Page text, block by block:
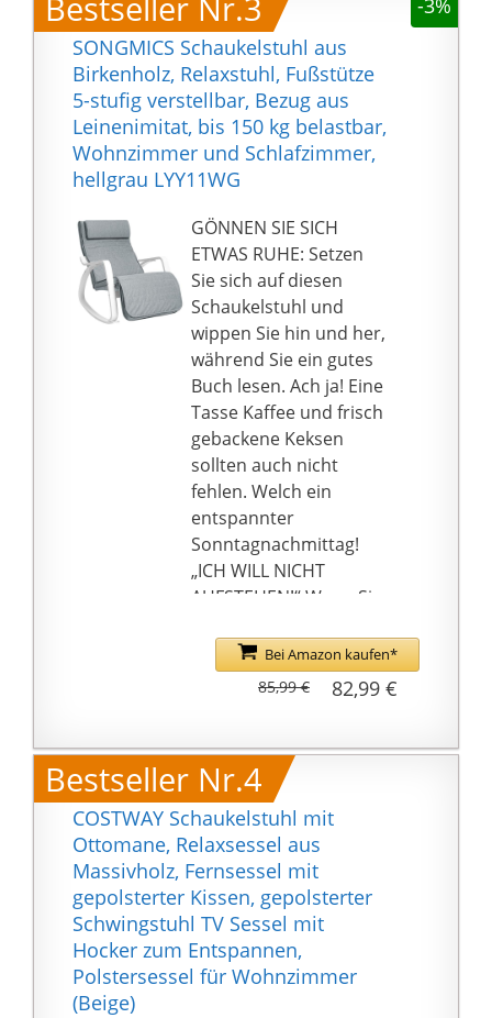
weichen
Baumwollbezug,
welcher für ein
angenehmes
Sitzerlebnis sorgt
WAS SIE BEKOMMEN?
Einen komfortablen
Schaukelstuhl im
skandinavischen Stil
und eine verständliche
Anleitung zur
Vereinfachung der
Montage. Möchten Sie
diesen Stuhl im
Wohnzimmer,
Kinderzimmer oder
Schlafzimmer
benutzen? Ihre
Entscheidung!
Gemütlichkeit.
NACHHALTIGKEIT: Mit
dem FSC-Gütesiegel
und nachhaltiger
Produktion ist dieser
Schaukelstuhl auch
eine umweltbewusste
TECHNISCHE DATEN:
Die Maße des
Schaukelstuhls
betragen 68 cm x 88 cm
x 97 cm (LxBxH) bei
einer maximalen
Tragkraft von ca. 180 kg
- Farbe: Grau
-3%
SONGMICS Schaukelstuhl aus
Birkenholz, Relaxstuhl, Fußstütze
5-stufig verstellbar, Bezug aus
Leinenimitat, bis 150 kg belastbar,
Wohnzimmer und Schlafzimmer,
hellgrau LYY11WG
GÖNNEN SIE SICH
ETWAS RUHE: Setzen
Sie sich auf diesen
Schaukelstuhl und
wippen Sie hin und her,
während Sie ein gutes
Buch lesen. Ach ja! Eine
Tasse Kaffee und frisch
gebackene Keksen
sollten auch nicht
fehlen. Welch ein
entspannter
Sonntagnachmittag!
„ICH WILL NICHT
AUFSTEHEN!“ Wenn Sie
Sessel gesetzt haben,
werden Sie nicht mehr
aufstehen wollen,
ungeduldig auf Sie
wartet. 5-fach
verstellbare Fußstütze,
stabiles Birkenholz-
Gestell, robustes
Metallgestell im
Inneren, weiche
Polsterung - Diese
Details sorgen für
Bei Amazon kaufen*
82,99 €
85,99 €
Bestseller Nr.4
COSTWAY Schaukelstuhl mit
Ottomane, Relaxsessel aus
Massivholz, Fernsessel mit
gepolsterter Kissen, gepolsterter
Schwingstuhl TV Sessel mit
Hocker zum Entspannen,
Polstersessel für Wohnzimmer
(Beige)